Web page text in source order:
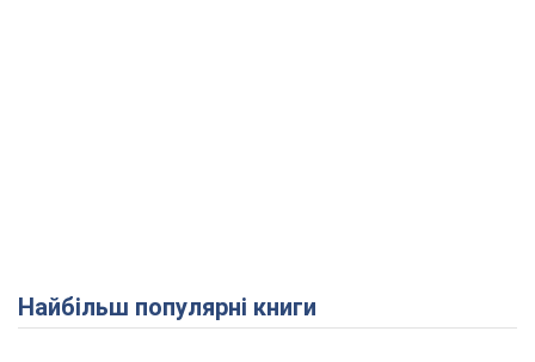
Найбільш популярні книги